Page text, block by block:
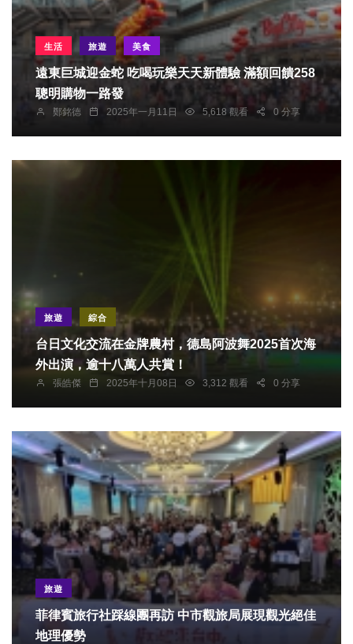
生活 旅遊 美食
遠東巨城迎金蛇 吃喝玩樂天天新體驗 滿額回饋258
聰明購物一路發
鄭銘德 2025年一月11日 5,618 觀看 0 分享
旅遊 綜合
台日文化交流在金牌農村，德島阿波舞2025首次海
外出演，逾十八萬人共賞！
張皓傑 2025年十月08日 3,312 觀看 0 分享
旅遊
菲律賓旅行社踩線團再訪 中市觀旅局展現觀光絕佳
地理優勢